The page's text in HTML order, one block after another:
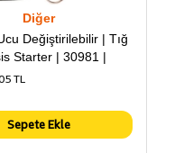
Diğer
Değiştirilebilir | Tığ
Starter | 30981 |
TL
Sepete Ekle